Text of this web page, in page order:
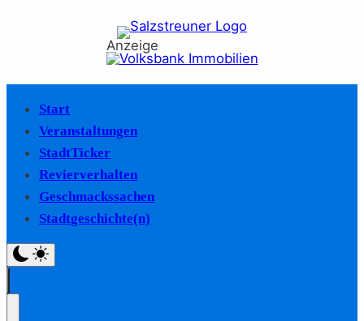
Anzeige
Start
Veranstaltungen
StadtTicker
Revierverhalten
Geschmackssachen
Stadtgeschichte(n)